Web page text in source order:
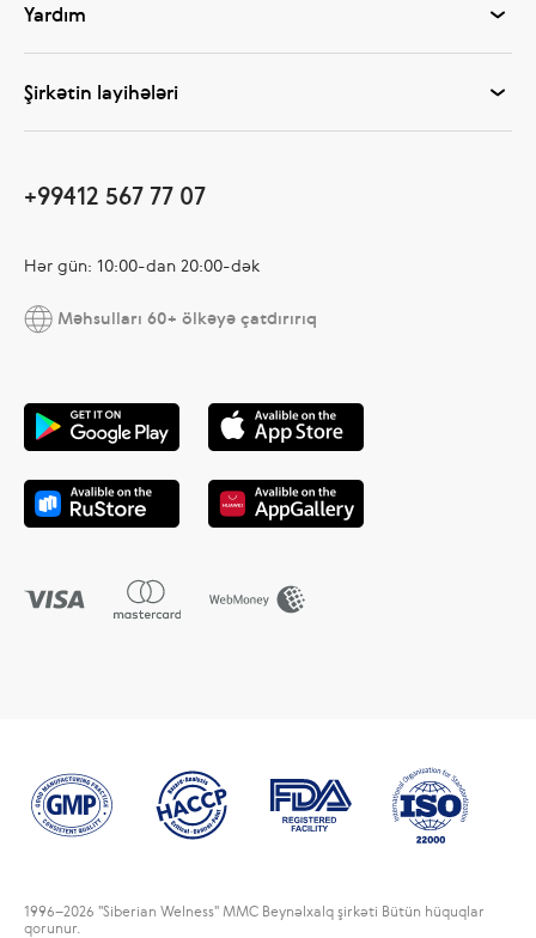
Yardım
Şirkətin layihələri
+99412 567 77 07
Hər gün: 10:00-dan 20:00-dək
Məhsulları 60+ ölkəyə çatdırırıq
1996–2026 "Siberian Welness" MMC Beynəlxalq şirkəti Bütün hüquqlar
qorunur.